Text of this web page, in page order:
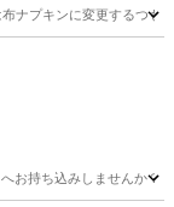
ナプキンに変更するつ
ち込みしませんか？